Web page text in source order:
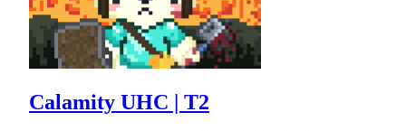
Calamity UHC | T2